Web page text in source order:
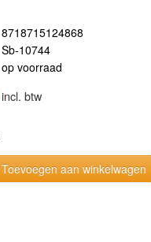
8718715124868
Sb-10744
op voorraad
incl. btw
Toevoegen aan winkelwagen